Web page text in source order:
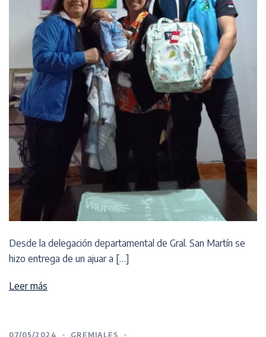
Desde la delegación departamental de Gral. San Martín se
hizo entrega de un ajuar a […]
Leer más
07/05/2024
GREMIALES